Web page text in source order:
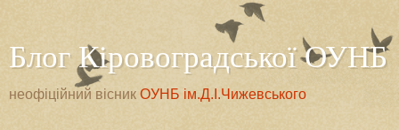
Блог Кіровоградської ОУНБ
неофіційний вісник ОУНБ ім.Д.І.Чижевського